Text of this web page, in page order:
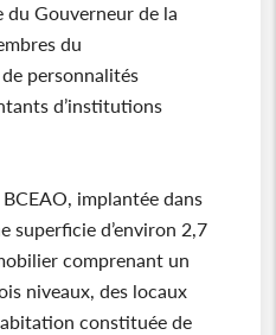
du Gouverneur de la
du
personnalités
d’institutions
BCEAO, implantée dans
superficie d’environ 2,7
comprenant un
niveaux, des locaux
constituée de